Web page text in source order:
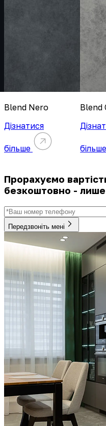
Blend Nero
Дізнатися
більше
Blend
більше
Прорахуємо
безкоштовно -
Передзвоніть мені